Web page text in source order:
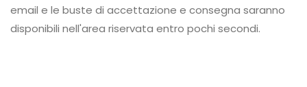
email e le buste di accettazione e consegna saranno
disponibili nell'area riservata entro pochi secondi.